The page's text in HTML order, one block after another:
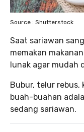
Source : Shutterstock
Saat sariawan
memakan
lunak agar mudah
Bubur, telur rebus,
buah-buahan
sedang sariawan.